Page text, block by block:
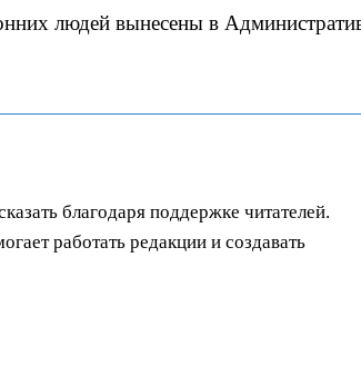
людей вынесены в
благодаря поддержке читателей.
работать редакции и создавать